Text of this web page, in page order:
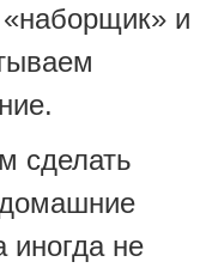
и
сделать
не